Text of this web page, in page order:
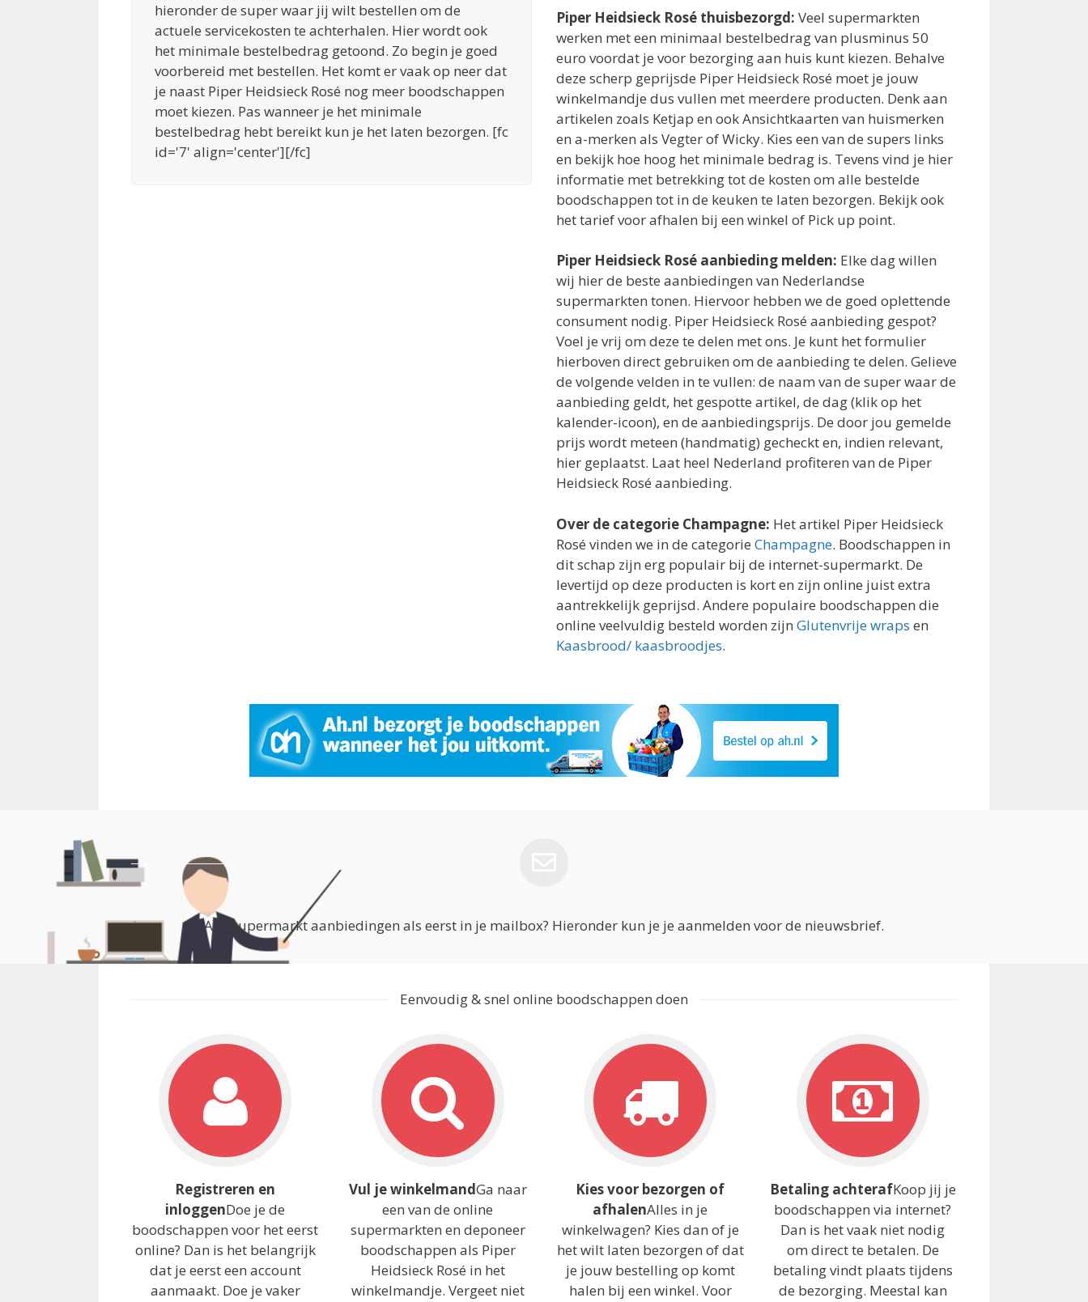
hieronder de super waar jij wilt bestellen om de
actuele servicekosten te achterhalen. Hier wordt ook
het minimale bestelbedrag getoond. Zo begin je goed
voorbereid met bestellen. Het komt er vaak op neer dat
je naast Piper Heidsieck Rosé nog meer boodschappen
moet kiezen. Pas wanneer je het minimale
bestelbedrag hebt bereikt kun je het laten bezorgen. [fc
id='7' align='center'][/fc]
Piper Heidsieck Rosé thuisbezorgd: Veel supermarkten
werken met een minimaal bestelbedrag van plusminus 50
euro voordat je voor bezorging aan huis kunt kiezen. Behalve
deze scherp geprijsde Piper Heidsieck Rosé moet je jouw
winkelmandje dus vullen met meerdere producten. Denk aan
artikelen zoals Ketjap en ook Ansichtkaarten van huismerken
en a-merken als Vegter of Wicky. Kies een van de supers links
en bekijk hoe hoog het minimale bedrag is. Tevens vind je hier
informatie met betrekking tot de kosten om alle bestelde
boodschappen tot in de keuken te laten bezorgen. Bekijk ook
het tarief voor afhalen bij een winkel of Pick up point.
Piper Heidsieck Rosé aanbieding melden: Elke dag willen
wij hier de beste aanbiedingen van Nederlandse
supermarkten tonen. Hiervoor hebben we de goed oplettende
consument nodig. Piper Heidsieck Rosé aanbieding gespot?
Voel je vrij om deze te delen met ons. Je kunt het formulier
hierboven direct gebruiken om de aanbieding te delen. Gelieve
de volgende velden in te vullen: de naam van de super waar de
aanbieding geldt, het gespotte artikel, de dag (klik op het
kalender-icoon), en de aanbiedingsprijs. De door jou gemelde
prijs wordt meteen (handmatig) gecheckt en, indien relevant,
hier geplaatst. Laat heel Nederland profiteren van de Piper
Heidsieck Rosé aanbieding.
Over de categorie Champagne: Het artikel Piper Heidsieck
Rosé vinden we in de categorie Champagne. Boodschappen in
dit schap zijn erg populair bij de internet-supermarkt. De
levertijd op deze producten is kort en zijn online juist extra
aantrekkelijk geprijsd. Andere populaire boodschappen die
online veelvuldig besteld worden zijn Glutenvrije wraps en
Kaasbrood/ kaasbroodjes.
Alle supermarkt aanbiedingen als eerst in je mailbox? Hieronder kun je je aanmelden voor de nieuwsbrief.
Eenvoudig & snel online boodschappen doen
Registreren en
inloggenDoe je de
boodschappen voor het eerst
online? Dan is het belangrijk
dat je eerst een account
aanmaakt. Doe je vaker
Vul je winkelmandGa naar
een van de online
supermarkten en deponeer
boodschappen als Piper
Heidsieck Rosé in het
winkelmandje. Vergeet niet
Kies voor bezorgen of
afhalenAlles in je
winkelwagen? Kies dan of je
het wilt laten bezorgen of dat
je jouw bestelling op komt
halen bij een winkel. Voor
Betaling achterafKoop jij je
boodschappen via internet?
Dan is het vaak niet nodig
om direct te betalen. De
betaling vindt plaats tijdens
de bezorging. Meestal kan